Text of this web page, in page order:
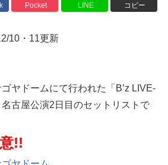
Pocket LINE コピー
10・11更新
ヤドームにて行われた「B’z LIVE-
名古屋公演2日目のセットリストで
!!